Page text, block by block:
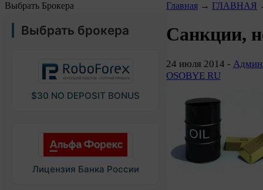
Выбрать Брокера
Выбрать брокера
$30 NO DEPOSIT BONUS
Лицензия Банка России
Главная → ГЛАВНАЯ
Санкции,
24 июля 2014 -
OSOBYE RU